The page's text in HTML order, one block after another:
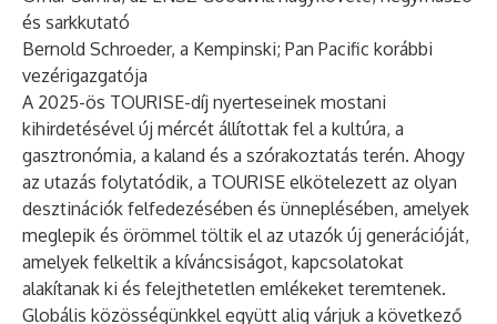
és sarkkutató
Bernold Schroeder, a Kempinski; Pan Pacific korábbi
vezérigazgatója
A 2025-ös TOURISE-díj nyerteseinek mostani
kihirdetésével új mércét állítottak fel a kultúra, a
gasztronómia, a kaland és a szórakoztatás terén. Ahogy
az utazás folytatódik, a TOURISE elkötelezett az olyan
desztinációk felfedezésében és ünneplésében, amelyek
meglepik és örömmel töltik el az utazók új generációját,
amelyek felkeltik a kíváncsiságot, kapcsolatokat
alakítanak ki és felejthetetlen emlékeket teremtenek.
Globális közösségünkkel együtt alig várjuk a következő